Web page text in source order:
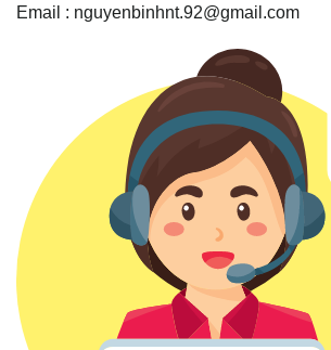
Email : nguyenbinhnt.92@gmail.com